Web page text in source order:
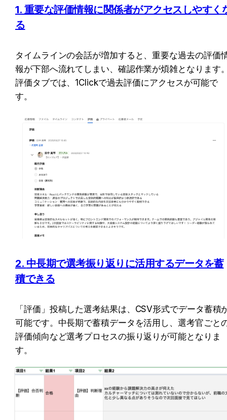
1. 重要な評価情報に関係者がアクセスしやすく
る
タイムラインの会話が増加すると、重要な過去の評価
報が下部へ流れてしまい、確認作業が煩雑となります
評価タブでは、1Clickで過去評価にアクセスが可能で
す。
2. 中長期で選考振り返りに活用するデータを蓄
積できる
「評価」投稿した選考結果は、CSV形式でデータ蓄積
可能です。中長期で蓄積データを活用し、選考官ごと
評価傾向など選考プロセスの振り返りが可能となりま
す。